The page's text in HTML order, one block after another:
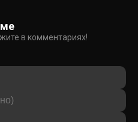
в комментариях!